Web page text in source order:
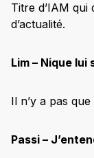
Titre d’IAM qui
d’actualité.
Lim – Nique lui
Il n’y a pas
Passi –